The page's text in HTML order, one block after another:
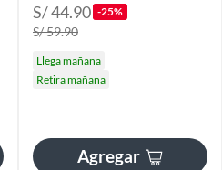
S/ 44.90 -25%
S/ 59.90
Llega mañana
Retira mañana
Agregar